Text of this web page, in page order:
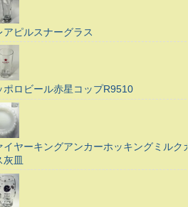
アピルスナーグラス
ポロビール赤星コップR9510
イヤーキングアンカーホッキングミルクガ
灰皿